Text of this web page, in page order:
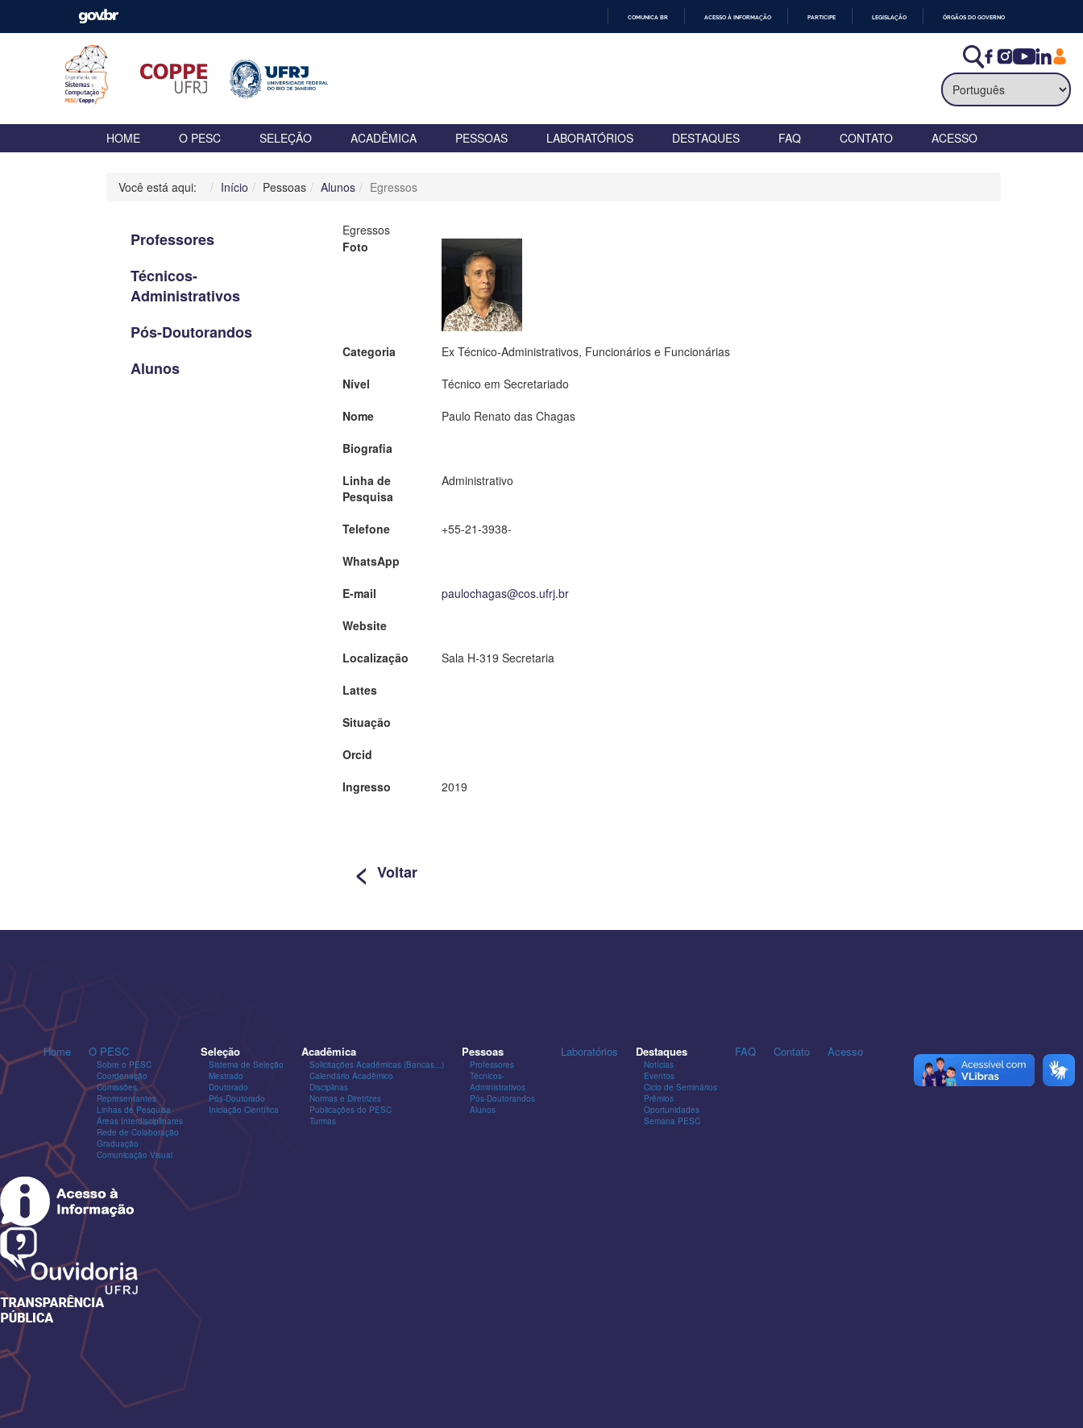
COMUNICA BR ACESSO À INFORMAÇÃO PARTICIPE LEGISLAÇÃO ÓRGÃOS DO GOVERNO
HOME O PESC SELEÇÃO ACADÊMICA PESSOAS LABORATÓRIOS DESTAQUES FAQ CONTATO ACESSO
Você está aqui: Início Pessoas Alunos Egressos
Professores
Técnicos-
Administrativos
Pós-Doutorandos
Alunos
Egressos
Foto
Categoria
Ex Técnico-Administrativos, Funcionários e Funcionárias
Nível
Técnico em Secretariado
Nome
Paulo Renato das Chagas
Biografia
Linha de
Pesquisa
Administrativo
Telefone
+55-21-3938-
WhatsApp
E-mail
paulochagas@cos.ufrj.br
Website
Localização
Sala H-319 Secretaria
Lattes
Situação
Orcid
Ingresso
2019
< Voltar
Home O PESC
Sobre o PESC
Coordenação
Comissões
Representantes
Linhas de Pesquisa
Áreas Interdisciplinares
Rede de Colaboração
Graduação
Comunicação Visual
Seleção
Sistema de Seleção
Mestrado
Doutorado
Pós-Doutorado
Iniciação Científica
Acadêmica
Solicitações Acadêmicas (Bancas...)
Calendário Acadêmico
Disciplinas
Normas e Diretrizes
Publicações do PESC
Turmas
Pessoas
Professores
Técnicos-
Administrativos
Pós-Doutorandos
Alunos
Laboratórios Destaques
Notícias
Eventos
Ciclo de Seminários
Prêmios
Oportunidades
Semana PESC
FAQ Contato Acesso